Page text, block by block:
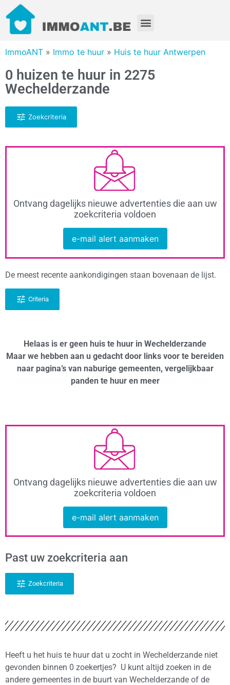
ImmoANT » Immo te huur » Huis te huur Antwerpen
0 huizen te huur in 2275
Wechelderzande
Zoekcriteria
Ontvang dagelijks nieuwe advertenties die aan uw
zoekcriteria voldoen
e-mail alert aanmaken
De meest recente aankondigingen staan bovenaan de lijst.
Criteria
Helaas is er geen huis te huur in Wechelderzande
Maar we hebben aan u gedacht door links voor te bereiden
naar pagina’s van naburige gemeenten, vergelijkbaar
panden te huur en meer
Ontvang dagelijks nieuwe advertenties die aan uw
zoekcriteria voldoen
e-mail alert aanmaken
Past uw zoekcriteria aan
Zoekcriteria
Heeft u het huis te huur dat u zocht in Wechelderzande niet
gevonden binnen 0 zoekertjes? U kunt altijd zoeken in de
andere gemeentes in de buurt van Wechelderzande of de